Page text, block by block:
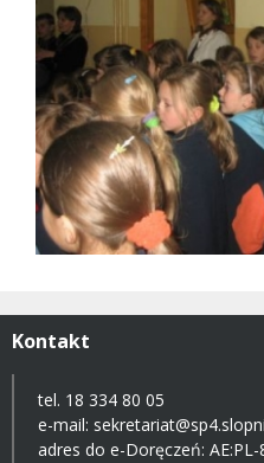
Kontakt
tel. 18 334 80 05
e-mail:
adres do e-Doręczeń: